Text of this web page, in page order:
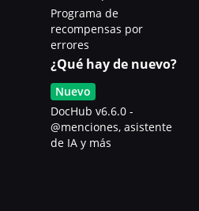
Programa de
recompensas por
errores
¿Qué hay de nuevo?
Nuevo
DocHub v6.6.0 -
@menciones, asistente
de IA y más